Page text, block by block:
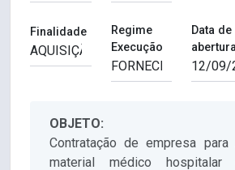
Finalidade
Regime
Execução
Data de
OBJETO:
Contratação de empresa
material médico hospitalar